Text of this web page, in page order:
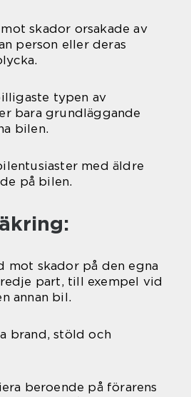
skador orsakade av
person eller deras
typen av
bara grundläggande
bilen.
med äldre
på bilen.
mot skador på den egna
part, till exempel vid
annan bil.
brand, stöld och
beroende på förarens